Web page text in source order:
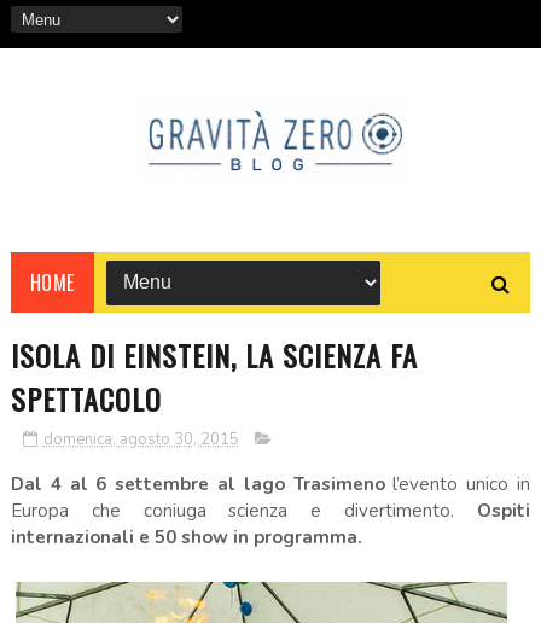
HOME
ISOLA DI EINSTEIN, LA SCIENZA FA
SPETTACOLO
domenica, agosto 30, 2015
Dal 4 al 6 settembre al lago Trasimenol’evento unico in
Europa che coniuga scienza e divertimento. Ospiti
internazionali e 50 show in programma.